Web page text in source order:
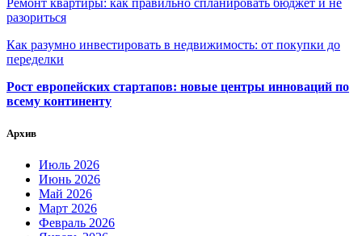
Ремонт квартиры: как правильно спланировать бюджет и не
разориться
Как разумно инвестировать в недвижимость: от покупки до
переделки
Рост европейских стартапов: новые центры инноваций по
всему континенту
Архив
Июль 2026
Июнь 2026
Май 2026
Март 2026
Февраль 2026